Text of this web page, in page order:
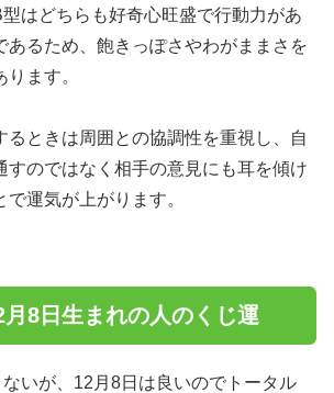
はどちらも好奇心旺盛で行動力があ
あるため、飽きっぽさやわがままさを
ます。
るときは周囲との協調性を重視し、自
すのではなく相手の意見にも耳を傾け
運気が上がります。
8日生まれの人のくじ運
いが、12月8日は良いのでトータル